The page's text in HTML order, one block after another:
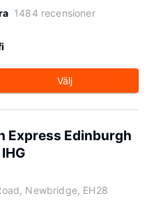
1484 recensioner
Välj
Express Edinburgh
Newbridge, EH28